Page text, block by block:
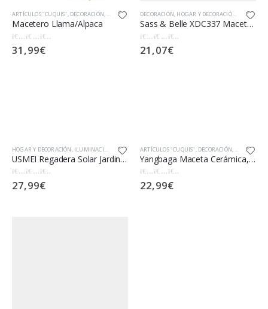
ARTÍCULOS "CUQUIS", DECORACIÓN, HOGAR Y DECORACIÓN,JARDÍN,MACETAS
Macetero Llama/Alpaca
0out of 5
31,99€
HOGAR Y DECORACIÓN, ILUMINACIÓN JARDÍN
USMEI Regadera Solar Jardin, Ducha Solar Exterior de Metal Vintage Lámpara de Jardín Impermeable, Luz de Regadera de…
0out of 5
27,99€
ARTÍCULOS "CUQUIS", DECORACIÓN, HOGAR Y
Yangbaga Maceta Cerámica, 8.9cm Sencilla Planta Suculenta con Bandeja de Bambu para Decoración del Hogar o la Oficina…
0out of 5
22,99€